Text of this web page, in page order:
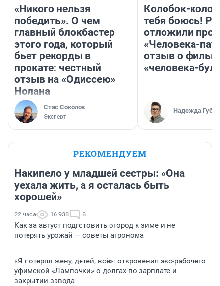
«Никого нельзя
победить». О чем
главный блокбастер
этого года, который
бьет рекорды в
прокате: честный
отзыв на «Одиссею»
Нолана
Стас Соколов
Эксперт
Колобок-
тебя боюсь!
отложили
«Человека-
отзыв о
«человека-
Надежда
РЕКОМЕНДУЕМ
Накипело у младшей сестры: «Она
уехала жить, а я осталась быть
хорошей»
22 часа 16 938 8
Как за август подготовить огород к зиме и не
потерять урожай — советы агронома
«Я потерял жену, детей, всё»: откровения экс-рабочего
уфимской «Лампочки» о долгах по зарплате и
закрытии завода